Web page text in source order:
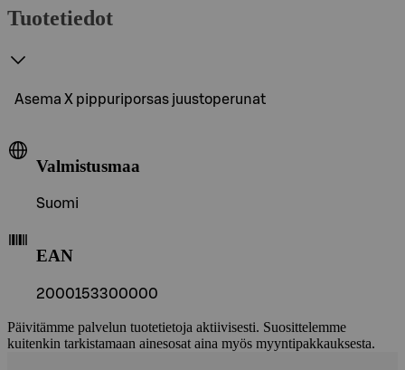
Tuotetiedot
Asema X pippuriporsas juustoperunat
Valmistusmaa
Suomi
EAN
2000153300000
Päivitämme palvelun tuotetietoja aktiivisesti. Suosittelemme
kuitenkin tarkistamaan ainesosat aina myös myyntipakkauksesta.